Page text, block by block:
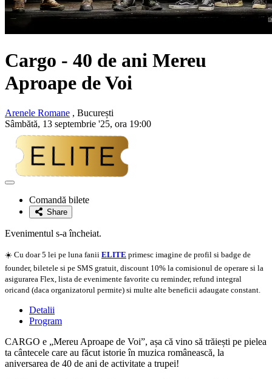
Cargo - 40 de ani Mereu
Aproape de Voi
Arenele Romane , București
Sâmbătă, 13 septembrie '25, ora 19:00
Adaugă
favoriteComandă bilete
Share
Evenimentul s-a încheiat.
☀️ Cu doar 5 lei pe luna fanii ELITE primesc imagine de profil si badge de
founder, biletele si pe SMS gratuit, discount 10% la comisionul de operare si la
asigurarea Flex, lista de evenimente favorite cu reminder, refund integral
oricand (daca organizatorul permite) si multe alte beneficii adaugate constant.
Detalii
Program
CARGO e „Mereu Aproape de Voi”, așa că vino să trăiești pe pielea
ta cântecele care au făcut istorie în muzica românească, la
aniversarea de 40 de ani de activitate a trupei!